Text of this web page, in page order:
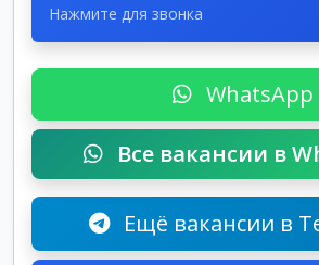
Нажмите для звонка
WhatsApp
Все вакансии в
Ещё вакансии в